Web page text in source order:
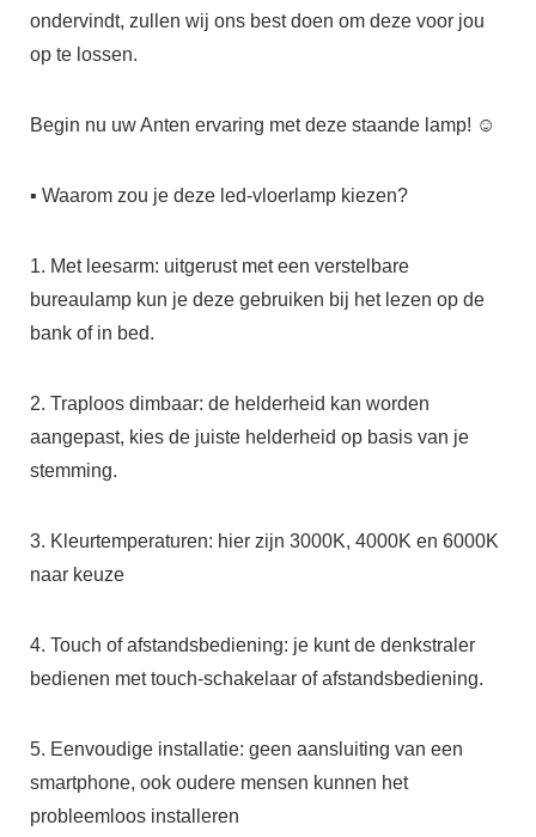
ondervindt, zullen wij ons best doen om deze voor jou
op te lossen.
Begin nu uw Anten ervaring met deze staande lamp! ☺
▪ Waarom zou je deze led-vloerlamp kiezen?
1. Met leesarm: uitgerust met een verstelbare
bureaulamp kun je deze gebruiken bij het lezen op de
bank of in bed.
2. Traploos dimbaar: de helderheid kan worden
aangepast, kies de juiste helderheid op basis van je
stemming.
3. Kleurtemperaturen: hier zijn 3000K, 4000K en 6000K
naar keuze
4. Touch of afstandsbediening: je kunt de denkstraler
bedienen met touch-schakelaar of afstandsbediening.
5. Eenvoudige installatie: geen aansluiting van een
smartphone, ook oudere mensen kunnen het
probleemloos installeren